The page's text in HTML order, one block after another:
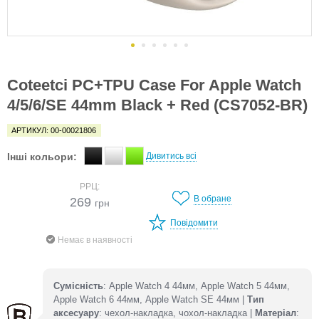
Coteetci PC+TPU Case For Apple Watch
4/5/6/SE 44mm Black + Red (CS7052-BR)
АРТИКУЛ: 00-00021806
Інші кольори: Дивитись всі
РРЦ:
269 грн
Немає в наявності
В обране
Повідомити
Сумісність: Apple Watch 4 44мм, Apple Watch 5 44мм,
Apple Watch 6 44мм, Apple Watch SE 44мм | Тип
аксесуару: чехол-накладка, чохол-накладка | Матеріал: